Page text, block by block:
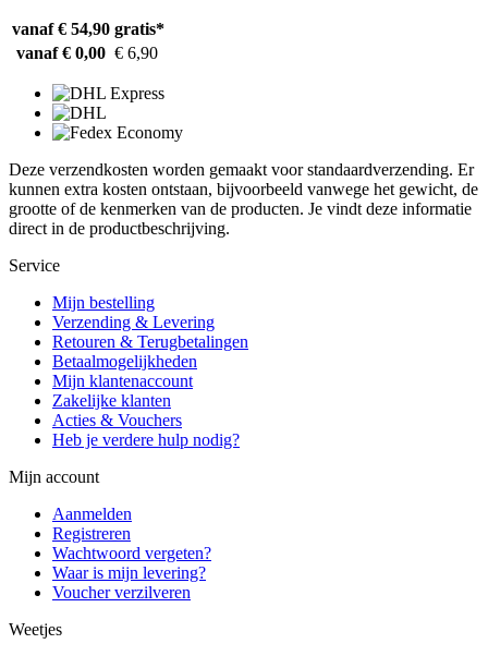
vanaf € 54,90 gratis*
vanaf € 0,00 € 6,90
Deze verzendkosten worden gemaakt voor standaardverzending. Er
kunnen extra kosten ontstaan, bijvoorbeeld vanwege het gewicht, de
grootte of de kenmerken van de producten. Je vindt deze informatie
direct in de productbeschrijving.
Service
Mijn bestelling
Verzending & Levering
Retouren & Terugbetalingen
Betaalmogelijkheden
Mijn klantenaccount
Zakelijke klanten
Acties & Vouchers
Heb je verdere hulp nodig?
Mijn account
Aanmelden
Registreren
Wachtwoord vergeten?
Waar is mijn levering?
Voucher verzilveren
Weetjes